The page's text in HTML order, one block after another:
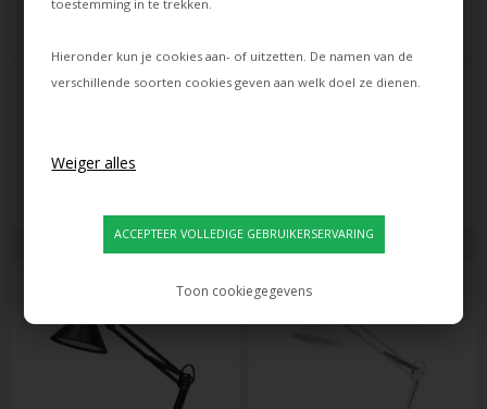
toestemming in te trekken.
Hieronder kun je cookies aan- of uitzetten. De namen van de
verschillende soorten cookies geven aan welk doel ze dienen.
Toon cookiegegevens
FLOS
OBLIQUE VLOERLAMP, MAT
603,00EUR
FLOS
OBLIQUE VLOERLAMP, MAT